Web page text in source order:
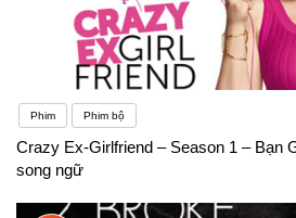
Phim Phim bộ
Crazy Ex-Girlfriend – Season 1 – Bạn
song ngữ